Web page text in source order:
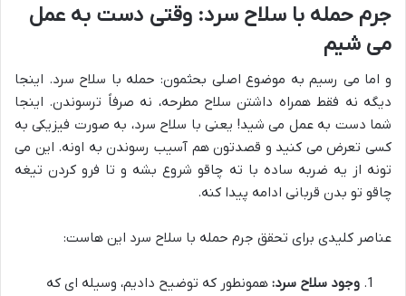
جرم حمله با سلاح سرد: وقتی دست به عمل
می شیم
و اما می رسیم به موضوع اصلی بحثمون: حمله با سلاح سرد. اینجا
دیگه نه فقط همراه داشتن سلاح مطرحه، نه صرفاً ترسوندن. اینجا
شما دست به عمل می شید! یعنی با سلاح سرد، به صورت فیزیکی به
کسی تعرض می کنید و قصدتون هم آسیب رسوندن به اونه. این می
تونه از یه ضربه ساده با ته چاقو شروع بشه و تا فرو کردن تیغه
چاقو تو بدن قربانی ادامه پیدا کنه.
عناصر کلیدی برای تحقق جرم حمله با سلاح سرد این هاست:
وجود سلاح سرد: همونطور که توضیح دادیم، وسیله ای که